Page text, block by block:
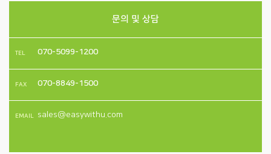
문의 및 상담
TEL 070-5099-1200
FAX 070-8849-1500
EMAIL sales@easywithu.com